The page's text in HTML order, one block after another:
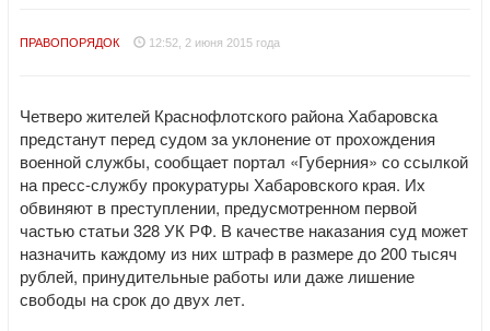
ПРАВОПОРЯДОК 12:52, 2 июня 2015 года
Четверо жителей Краснофлотского района Хабаровска
предстанут перед судом за уклонение от прохождения
военной службы, сообщает портал «Губерния» со ссылкой
на пресс-службу прокуратуры Хабаровского края. Их
обвиняют в преступлении, предусмотренном первой
частью статьи 328 УК РФ. В качестве наказания суд может
назначить каждому из них штраф в размере до 200 тысяч
рублей, принудительные работы или даже лишение
свободы на срок до двух лет.